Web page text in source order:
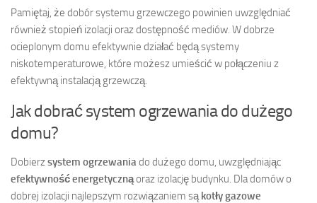
Pamiętaj, że dobór systemu grzewczego powinien uwzględniać
również stopień izolacji oraz dostępność mediów. W dobrze
ocieplonym domu efektywnie działać będą systemy
niskotemperaturowe, które możesz umieścić w połączeniu z
efektywną instalacją grzewczą.
Jak dobrać system ogrzewania do dużego
domu?
Dobierzsystem ogrzewania do dużego domu, uwzględniając
efektywność energetycznąoraz izolację budynku. Dla domów o
dobrej izolacji najlepszym rozwiązaniem są kotły gazowe